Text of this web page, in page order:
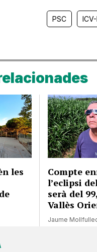
PSC
les
Compte
l’eclipsi
serà del
Vallès
Jaume